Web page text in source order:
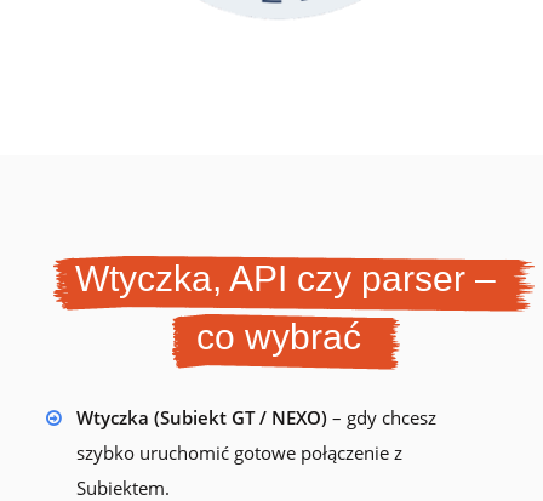
Wtyczka, API czy parser –
co wybrać
Wtyczka (Subiekt GT / NEXO)– gdy chcesz
szybko uruchomić gotowe połączenie z
Subiektem.